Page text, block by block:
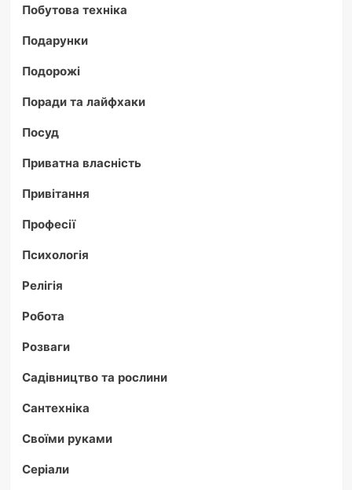
Побутова техніка
Подарунки
Подорожі
Поради та лайфхаки
Посуд
Приватна власність
Привітання
Професії
Психологія
Релігія
Робота
Розваги
Садівництво та рослини
Сантехніка
Своїми руками
Серіали